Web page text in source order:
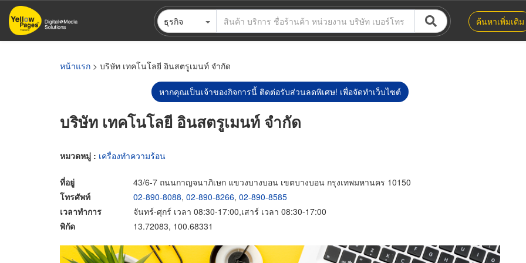
ข้าม
ไป
ธุรกิจ ค้นหาเพิ่มเติม
หน้าแรก > บริษัท เทคโนโลยี อินสตรูเมนท์ จำกัด
หากคุณเป็นเจ้าของกิจการนี้ ติดต่อรับส่วนลดพิเศษ! เพื่อจัดทำเว็บไซต์
บริษัท เทคโนโลยี อินสตรูเมนท์ จำกัด
หมวดหมู่ : เครื่องทำความร้อน
ที่อยู่
43/6-7 ถนนกาญจนาภิเษก แขวงบางบอน เขตบางบอน กรุงเทพมหานคร 10150
โทรศัพท์
02-890-8088, 02-890-8266, 02-890-8585
เวลาทำการ
จันทร์-ศุกร์ เวลา 08:30-17:00,เสาร์ เวลา 08:30-17:00
พิกัด
13.72083, 100.68331